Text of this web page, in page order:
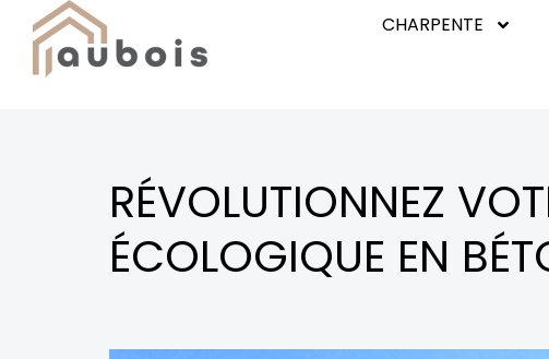
CHARPENTE
RÉVOLUTIONNEZ
ÉCOLOGIQUE EN